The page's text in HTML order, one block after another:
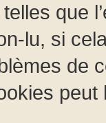
que
lu, si
de
peut